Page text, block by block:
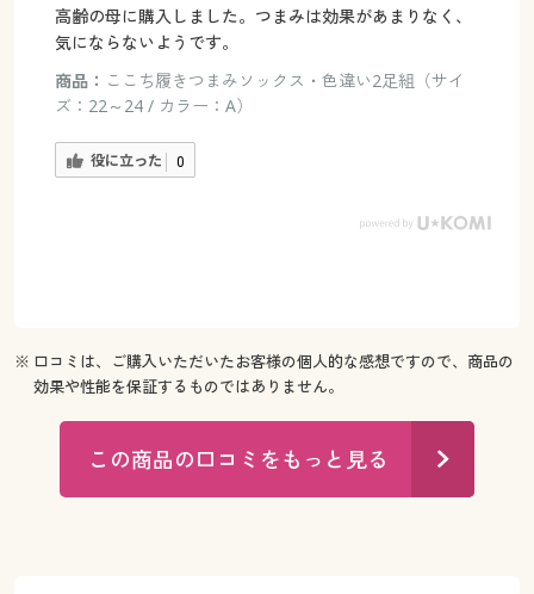
高齢の母に購入しました。つまみは効果があまりなく、
気にならないようです。
商品： ここち履きつまみソックス・色違い2足組（サイ
ズ：22～24 / カラー：A）
役に立った 0
※ 口コミは、ご購入いただいたお客様の個人的な感想ですので、商品の
効果や性能を保証するものではありません。
この商品の口コミをもっと見る